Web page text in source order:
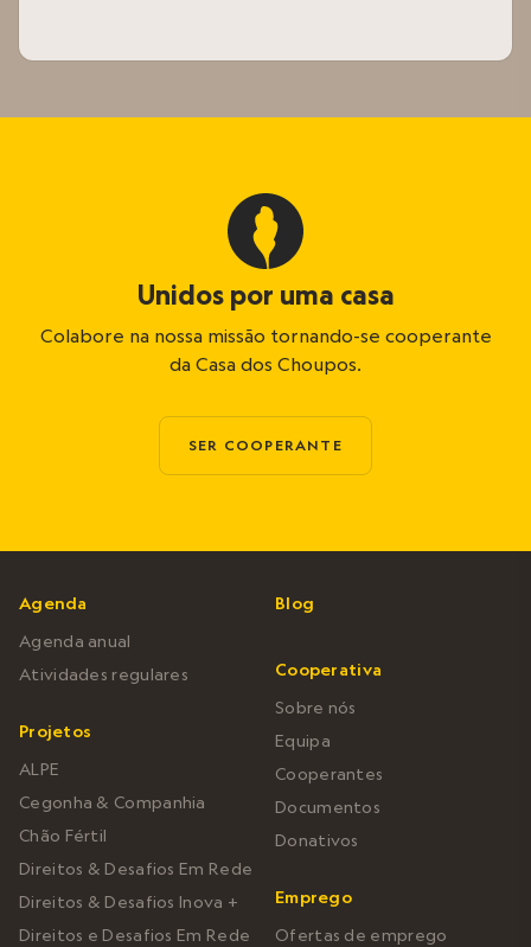
Unidos por uma casa
Colabore na nossa missão tornando-se cooperante
da Casa dos Choupos.
SER COOPERANTE
Agenda
Agenda anual
Atividades regulares
Projetos
ALPE
Cegonha & Companhia
Chão Fértil
Direitos & Desafios Em Rede
Direitos & Desafios Inova +
Direitos e Desafios Em Rede
Blog
Cooperativa
Sobre nós
Equipa
Cooperantes
Documentos
Donativos
Emprego
Ofertas de emprego